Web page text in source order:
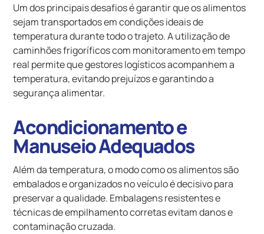
Um dos principais desafios é garantir que os alimentos
sejam transportados em condições ideais de
temperatura durante todo o trajeto. A utilização de
caminhões frigoríficos com monitoramento em tempo
real permite que gestores logísticos acompanhem a
temperatura, evitando prejuízos e garantindo a
segurança alimentar.
Acondicionamento e
Manuseio Adequados
Além da temperatura, o modo como os alimentos são
embalados e organizados no veículo é decisivo para
preservar a qualidade. Embalagens resistentes e
técnicas de empilhamento corretas evitam danos e
contaminação cruzada.